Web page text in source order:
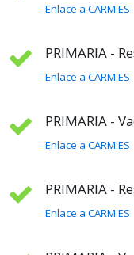
Enlace a CARM.ES
PRIMARIA -
Enlace a CARM.ES
PRIMARIA -
Enlace a CARM.ES
PRIMARIA -
Enlace a CARM.ES